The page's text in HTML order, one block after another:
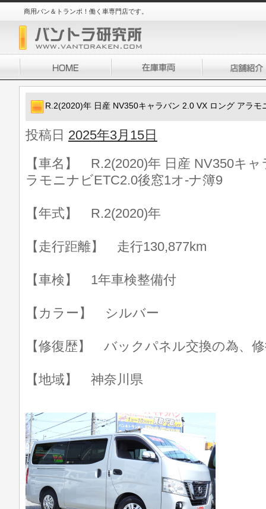
商用バン＆トランポ！働く車専門店です。
R.2(2020)年 日産 NV350キャラバン 2.0 VX ロング アラ
投稿日 2025年3月15日
【車名】 R.2(2020)年 日産 NV350キ
ラモニナビETC2.0後窓1オ-ナ簿9
【年式】 R.2(2020)年
【走行距離】 走行130,877km
【車検】 1年車検整備付
【カラー】 シルバー
【修復歴】 バックパネル交換の為、
【地域】 神奈川県